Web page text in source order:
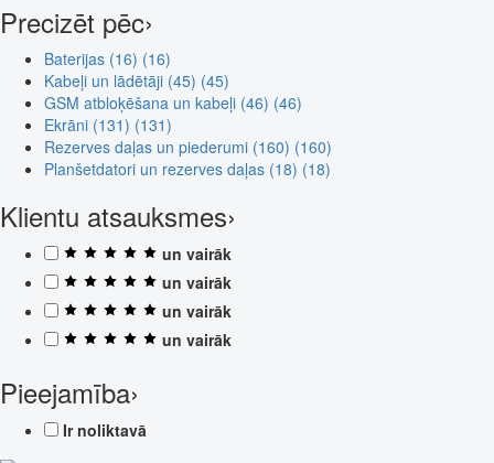
Precizēt pēc›
Baterijas (16) (16)
Kabeļi un lādētāji (45) (45)
GSM atbloķēšana un kabeļi (46) (46)
Ekrāni (131) (131)
Rezerves daļas un piederumi (160) (160)
Planšetdatori un rezerves daļas (18) (18)
Klientu atsauksmes›
un vairāk
un vairāk
un vairāk
un vairāk
Pieejamība›
Ir noliktavā